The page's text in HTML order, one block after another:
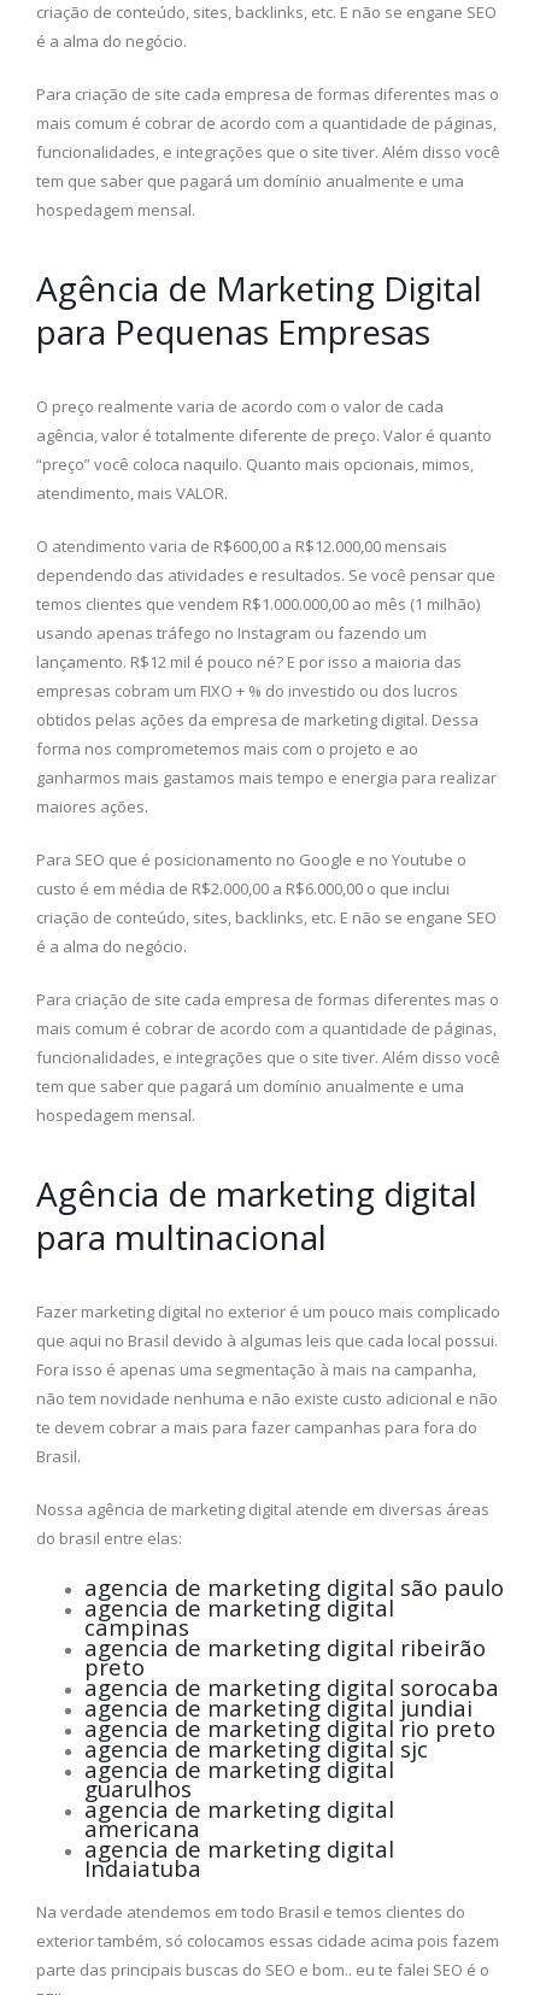
criação de conteúdo, sites, backlinks, etc. E não se engane SEO
é a alma do negócio.
Para criação de site cada empresa de formas diferentes mas o
mais comum é cobrar de acordo com a quantidade de páginas,
funcionalidades, e integrações que o site tiver. Além disso você
tem que saber que pagará um domínio anualmente e uma
hospedagem mensal.
Agência de Marketing Digital
para Pequenas Empresas
O preço realmente varia de acordo com o valor de cada
agência, valor é totalmente diferente de preço. Valor é quanto
“preço” você coloca naquilo. Quanto mais opcionais, mimos,
atendimento, mais VALOR.
O atendimento varia de R$600,00 a R$12.000,00 mensais
dependendo das atividades e resultados. Se você pensar que
temos clientes que vendem R$1.000.000,00 ao mês (1 milhão)
usando apenas tráfego no Instagram ou fazendo um
lançamento. R$12 mil é pouco né? E por isso a maioria das
empresas cobram um FIXO + % do investido ou dos lucros
obtidos pelas ações da empresa de marketing digital. Dessa
forma nos comprometemos mais com o projeto e ao
ganharmos mais gastamos mais tempo e energia para realizar
maiores ações.
Para SEO que é posicionamento no Google e no Youtube o
custo é em média de R$2.000,00 a R$6.000,00 o que inclui
criação de conteúdo, sites, backlinks, etc. E não se engane SEO
é a alma do negócio.
Para criação de site cada empresa de formas diferentes mas o
mais comum é cobrar de acordo com a quantidade de páginas,
funcionalidades, e integrações que o site tiver. Além disso você
tem que saber que pagará um domínio anualmente e uma
hospedagem mensal.
Agência de marketing digital
para multinacional
Fazer marketing digital no exterior é um pouco mais complicado
que aqui no Brasil devido à algumas leis que cada local possui.
Fora isso é apenas uma segmentação à mais na campanha,
não tem novidade nenhuma e não existe custo adicional e não
te devem cobrar a mais para fazer campanhas para fora do
Brasil.
Nossa agência de marketing digital atende em diversas áreas
do brasil entre elas:
agencia de marketing digital são paulo
agencia de marketing digital
campinas
agencia de marketing digital ribeirão
preto
agencia de marketing digital sorocaba
agencia de marketing digital jundiai
agencia de marketing digital rio preto
agencia de marketing digital sjc
agencia de marketing digital
guarulhos
agencia de marketing digital
americana
agencia de marketing digital
Indaiatuba
Na verdade atendemos em todo Brasil e temos clientes do
exterior também, só colocamos essas cidade acima pois fazem
parte das principais buscas do SEO e bom.. eu te falei SEO é o